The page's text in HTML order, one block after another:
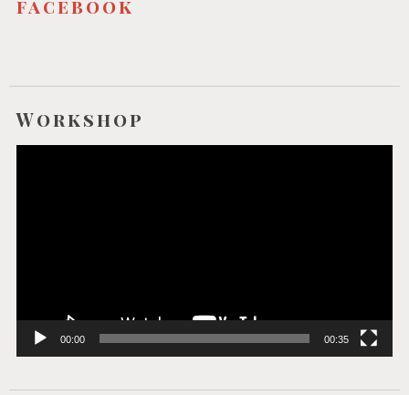
facebook
Workshop
00:00 00:35